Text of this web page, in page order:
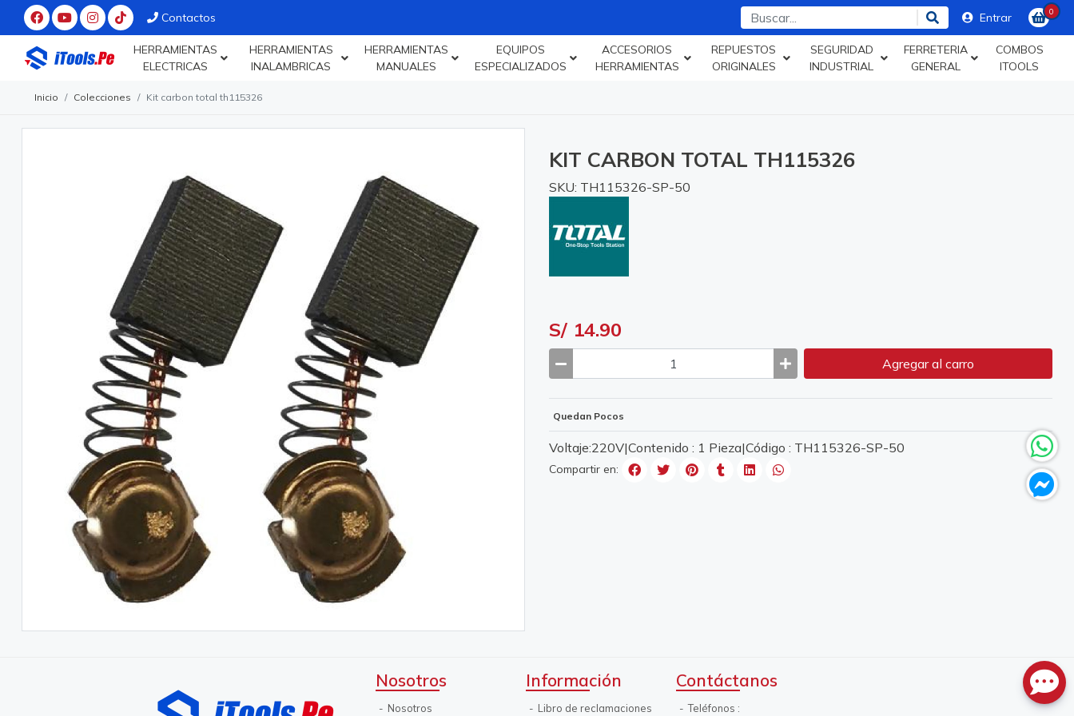
Contactos Entrar 0
HERRAMIENTAS
ELECTRICAS
HERRAMIENTAS
INALAMBRICAS
HERRAMIENTAS
MANUALES
EQUIPOS
ESPECIALIZADOS
ACCESORIOS
HERRAMIENTAS
REPUESTOS
ORIGINALES
SEGURIDAD
INDUSTRIAL
FERRETERIA
GENERAL
COMBOS
ITOOLS
Inicio Colecciones Kit carbon total th115326
KIT CARBON TOTAL TH115326
SKU: TH115326-SP-50
S/ 14.90
Agregaral carro
Quedan Pocos
Voltaje:220V|Contenido : 1 Pieza|Código : TH115326-SP-50
Compartir en:
Nosotros
Nosotros
Información
Libro de reclamaciones
Contáctanos
Teléfonos